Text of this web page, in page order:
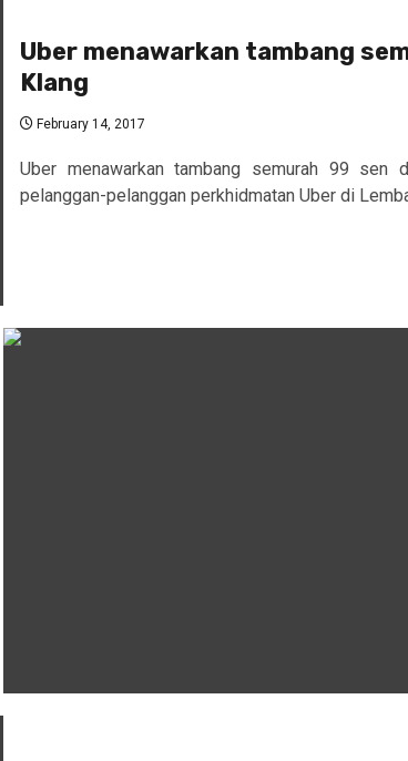
Uber menawarkan tambang
Klang
February 14, 2017
Uber menawarkan tambang semurah 99 sen
pelanggan-pelanggan perkhidmatan Uber di